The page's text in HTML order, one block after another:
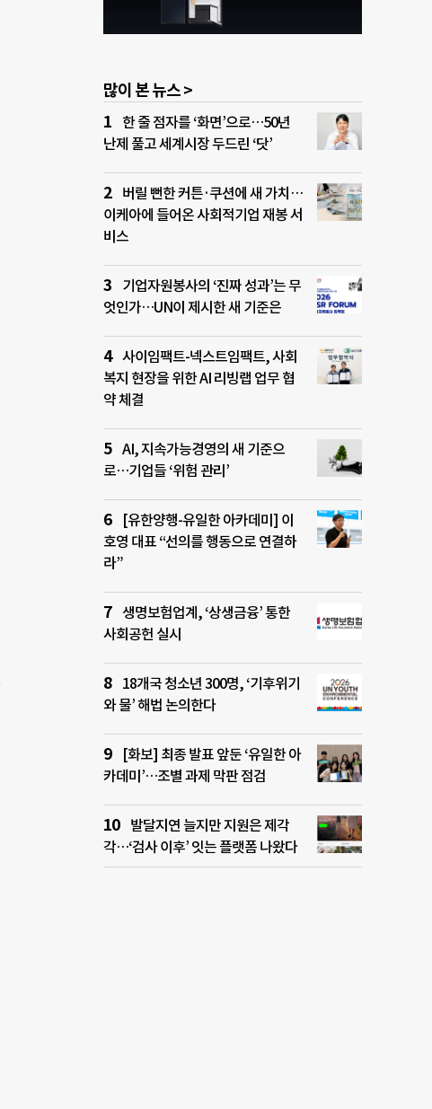
많이 본 뉴스 >
한 줄 점자를 ‘화면’으로…50년
난제 풀고 세계시장 두드린 ‘닷’
버릴 뻔한 커튼·쿠션에 새 가치…
이케아에 들어온 사회적기업 재봉 서
비스
기업자원봉사의 ‘진짜 성과’는 무
엇인가…UN이 제시한 새 기준은
사이임팩트-넥스트임팩트, 사회
복지 현장을 위한 AI 리빙랩 업무 협
약 체결
AI, 지속가능경영의 새 기준으
로…기업들 ‘위험 관리’
[유한양행-유일한 아카데미] 이
호영 대표 “선의를 행동으로 연결하
라”
생명보험업계, ‘상생금융’ 통한
사회공헌 실시
18개국 청소년 300명, ‘기후위기
와 물’ 해법 논의한다
[화보] 최종 발표 앞둔 ‘유일한 아
카데미’…조별 과제 막판 점검
발달지연 늘지만 지원은 제각
각…‘검사 이후’ 잇는 플랫폼 나왔다